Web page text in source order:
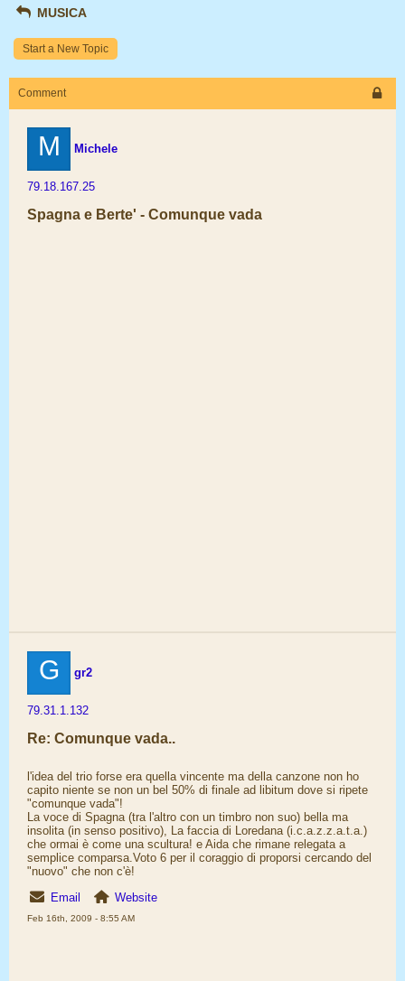
MUSICA
Start a New Topic
Comment
M Michele
79.18.167.25
Spagna e Berte' - Comunque vada
G gr2
79.31.1.132
Re: Comunque vada..
l'idea del trio forse era quella vincente ma della canzone non ho
capito niente se non un bel 50% di finale ad libitum dove si ripete
"comunque vada"!
La voce di Spagna (tra l'altro con un timbro non suo) bella ma
insolita (in senso positivo), La faccia di Loredana (i.c.a.z.z.a.t.a.)
che ormai è come una scultura! e Aida che rimane relegata a
semplice comparsa.Voto 6 per il coraggio di proporsi cercando del
"nuovo" che non c'è!
Email
Website
Feb 16th, 2009 - 8:55 AM